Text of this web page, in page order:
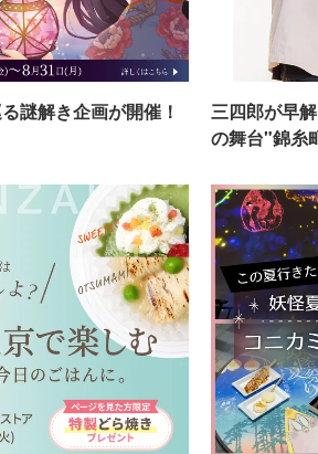
謎解き企画が開催！
三四郎が早
の舞台"錦糸